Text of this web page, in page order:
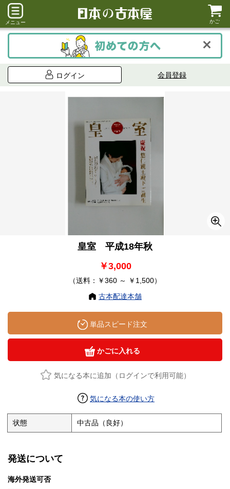
メニュー かご
ログイン 会員登録
皇室 平成18年秋
￥3,000
（送料：￥360 ～ ￥1,500）
古本配達本舗
単品スピード注文
かごに入れる
気になる本に追加（ログインで利用可能）
気になる本の使い方
状態 中古品（良好）
発送について
海外発送可否